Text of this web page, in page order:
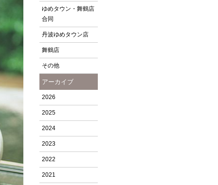
ゆめタウン・舞鶴店
合同
丹波ゆめタウン店
舞鶴店
その他
アーカイブ
2026
2025
2024
2023
2022
2021